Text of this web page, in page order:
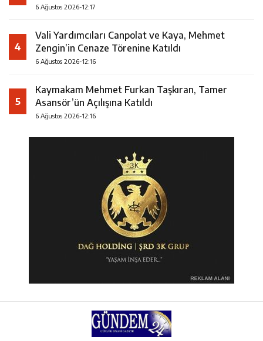
6 Ağustos 2026-12:17
4
Vali Yardımcıları Canpolat ve Kaya, Mehmet
Zengin’in Cenaze Törenine Katıldı
6 Ağustos 2026-12:16
5
Kaymakam Mehmet Furkan Taşkıran, Tamer
Asansör’ün Açılışına Katıldı
6 Ağustos 2026-12:16